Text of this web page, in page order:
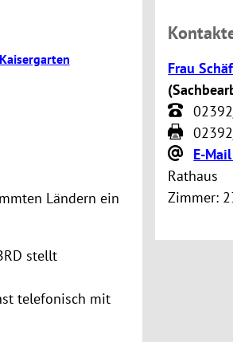
Ländern ein
stellt
telefonisch mit
Frau
(
E-
Rathaus
Zimmer: